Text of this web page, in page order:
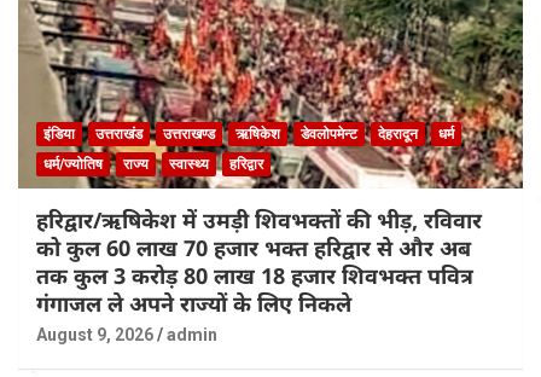
इंडिया उत्तराखंड उत्तराखण्ड ऋषिकेश डेवलोपमेन्ट देहरादून
धर्म
धर्म/ज्योतिष
राज्य स्वास्थ्य हरिद्वार
हरिद्वार/ऋषिकेश में उमड़ी शिवभक्तों की भीड़, रविवार
को कुल 60 लाख 70 हजार भक्त हरिद्वार से और अब
तक कुल 3 करोड़ 80 लाख 18 हजार शिवभक्त पवित्र
गंगाजल ले अपने राज्यों के लिए निकले
August 9, 2026 admin